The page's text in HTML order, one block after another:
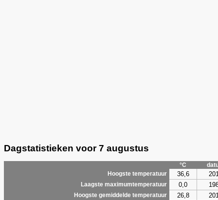
Dagstatistieken voor 7 augustus
°C
Hoogste temperatuur
36,6
Laagste maximumtemperatuur 0,0
Hoogste gemiddelde temperatuur 26,8